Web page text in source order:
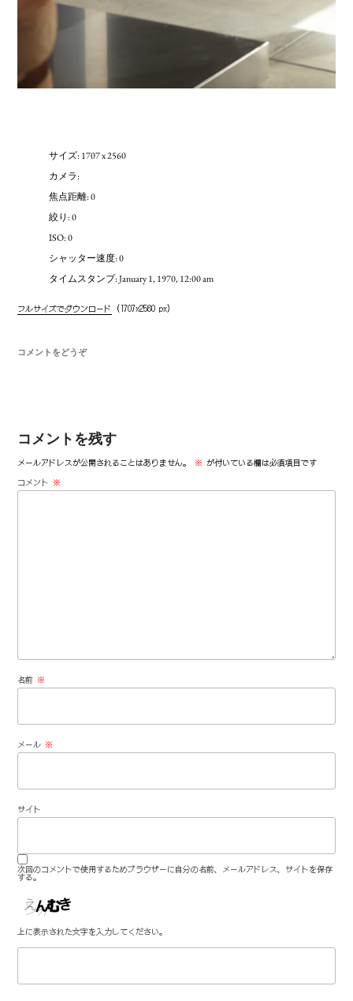
サイズ: 1707 x 2560
カメラ:
焦点距離: 0
絞り: 0
ISO: 0
シャッター速度: 0
タイムスタンプ: January 1, 1970, 12:00 am
フルサイズでダウンロード (1707x2560 px)
コメントをどうぞ
コメントを残す
メールアドレスが公開されることはありません。 ※ が付いている欄は必須項目です
コメント ※
名前 ※
メール ※
サイト
次回のコメントで使用するためブラウザーに自分の名前、メールアドレス、サイトを保存
する。
上に表示された文字を入力してください。